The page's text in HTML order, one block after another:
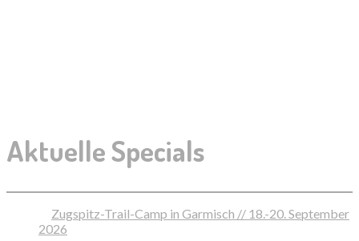
Aktuelle Specials
Zugspitz-Trail-Camp in Garmisch // 18.-20. September
2026